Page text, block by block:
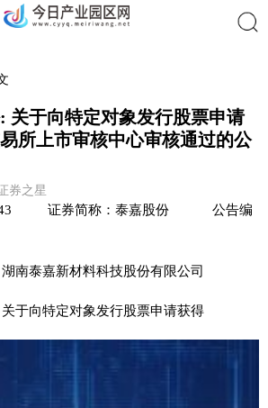
关于向特定对象发行股票申请
所上市审核中心审核通过的公
券之星
证券简称：泰嘉股份 公告编
材料科技股份有限公司
对象发行股票申请获得